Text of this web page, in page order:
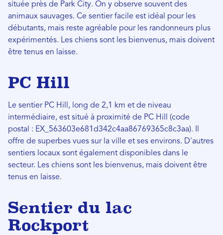
située près de Park City. On y observe souvent des
animaux sauvages. Ce sentier facile est idéal pour les
débutants, mais reste agréable pour les randonneurs plus
expérimentés. Les chiens sont les bienvenus, mais doivent
être tenus en laisse.
PC Hill
Le sentier PC Hill, long de 2,1 km et de niveau
intermédiaire, est situé à proximité de PC Hill (code
postal : EX_563603e681d342c4aa86769365c8c3aa). Il
offre de superbes vues sur la ville et ses environs. D'autres
sentiers locaux sont également disponibles dans le
secteur. Les chiens sont les bienvenus, mais doivent être
tenus en laisse.
Sentier du lac
Rockport